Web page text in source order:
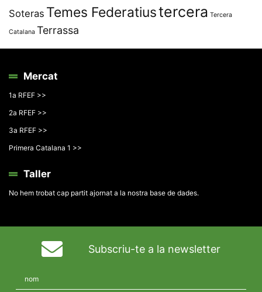
Soteras Temes Federatiustercera Tercera
Catalana Terrassa
Mercat
1a RFEF >>
2a RFEF >>
3a RFEF >>
Primera Catalana 1 >>
Taller
No hem trobat cap partit ajornat a la nostra base de dades.
Subscriu-te a la newsletter